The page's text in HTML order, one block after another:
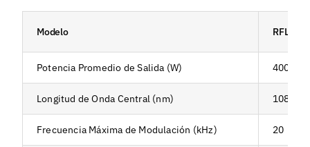
Modelo RFL-
Potencia Promedio de Salida (W) 4000
Longitud de Onda Central (nm) 1080±5
Frecuencia Máxima de Modulación (kHz) 20